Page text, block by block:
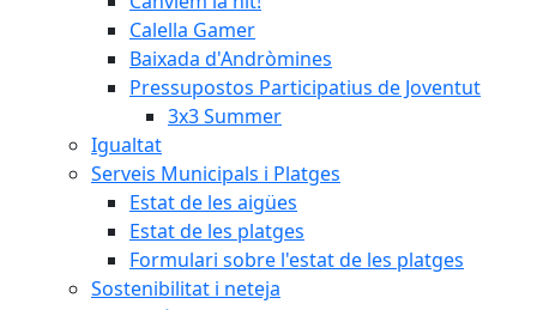
Calella Gamer
Baixada d'Andròmines
Pressupostos Participatius de Joventut
3x3 Summer
Igualtat
Serveis Municipals i Platges
Estat de les aigües
Estat de les platges
Formulari sobre l'estat de les platges
Sostenibilitat i neteja